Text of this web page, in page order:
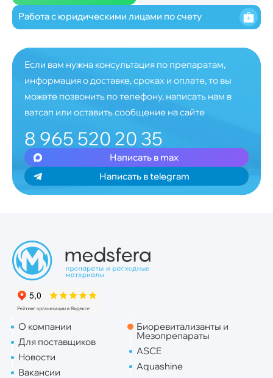
Работа с юридическими лицами по счету
Если вам нужна консультация по препаратам,
информация о доставке, сроках и оплате, то вы
можете позвонить по телефону, написать нам в
ватсап или оставить сообщение на сайте
8 965 520 20 35
Написать в max
Написать в telegram
О компании
Для поставщиков
Новости
Вакансии
Биоревитализанты и
Мезопрепараты
ASCE
Aquashine